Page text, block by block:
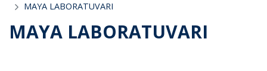
MAYA LABORATUVARI
MAYA LABORATUVARI